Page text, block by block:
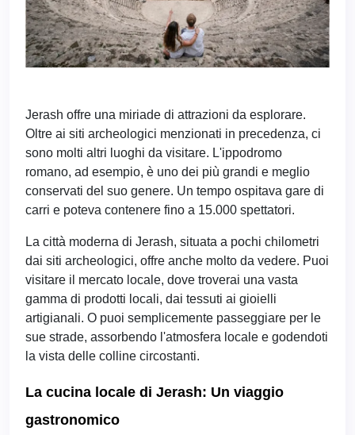
Jerash offre una miriade di attrazioni da esplorare.
Oltre ai siti archeologici menzionati in precedenza, ci
sono molti altri luoghi da visitare. L'ippodromo
romano, ad esempio, è uno dei più grandi e meglio
conservati del suo genere. Un tempo ospitava gare di
carri e poteva contenere fino a 15.000 spettatori.
La città moderna di Jerash, situata a pochi chilometri
dai siti archeologici, offre anche molto da vedere. Puoi
visitare il mercato locale, dove troverai una vasta
gamma di prodotti locali, dai tessuti ai gioielli
artigianali. O puoi semplicemente passeggiare per le
sue strade, assorbendo l'atmosfera locale e godendoti
la vista delle colline circostanti.
La cucina locale di Jerash: Un viaggio
gastronomico